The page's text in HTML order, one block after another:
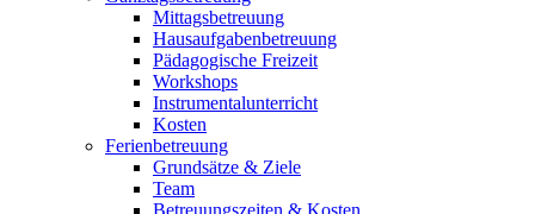
Mittagsbetreuung
Hausaufgabenbetreuung
Pädagogische Freizeit
Workshops
Instrumentalunterricht
Kosten
Ferienbetreuung
Grundsätze & Ziele
Team